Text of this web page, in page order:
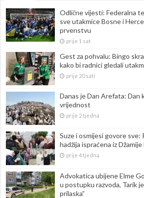
Odlične vijesti: Federalna
sve utakmice Bosne i
prvenstvu
prije 1 sat
Gest za pohvalu: Bingo
kako bi radnici gledali
prije 20 sati
Danas je Dan Arefata: Dan
vrijednost
prije 2 tjedna
Suze i osmijesi govore sve:
hadžija ispraćena iz
prije 4 tjedna
Advokatica ubijene Elme
u postupku razvoda, Tarik
prilaska”